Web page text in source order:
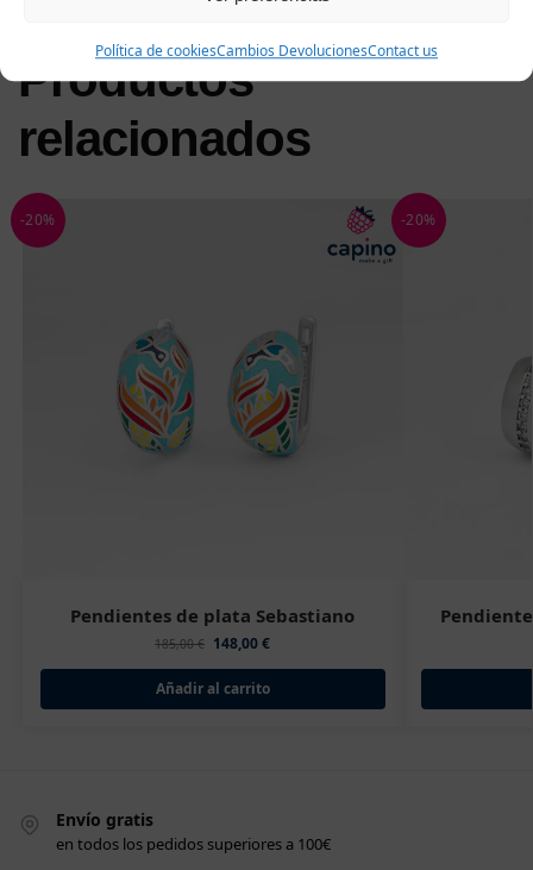
Política de cookiesCambios DevolucionesContact us
Productos
relacionados
-20%
Pendientes de plata Sebastiano
185,00€ 148,00€
Añadir al carrito
-20%
Envío gratis
en todos los pedidos superiores a 100€